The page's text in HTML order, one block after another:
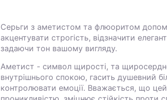
Серьги з аметистом та флюоритом
акцентувати строгість, відзначити
задаючи тон вашому вигляду.
Аметист - символ щирості, та
внутрішнього спокою, гасить душевний
контролювати емоції. Вважається, що